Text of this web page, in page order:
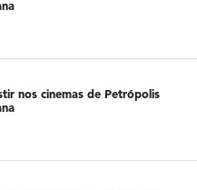
nos cinemas de Petrópolis